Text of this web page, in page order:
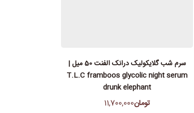
سرم شب گلایکولیک درانک الفنت 50 میل |
T.L.C framboos glycolic night serum
drunk elephant
تومان11,700,000